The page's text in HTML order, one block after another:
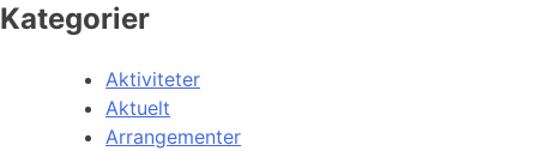
Kategorier
Aktiviteter
Aktuelt
Arrangementer